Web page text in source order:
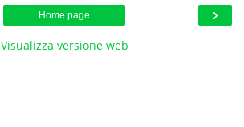
›
Home page
Visualizza versione web